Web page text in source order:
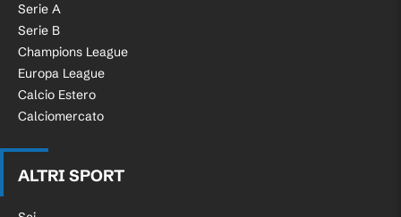
Serie A
Serie B
Champions League
Europa League
Calcio Estero
Calciomercato
ALTRI SPORT